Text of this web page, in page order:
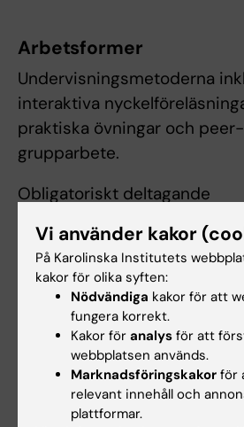
Arbetsformer
Undervisningsmetoderna
interaktiva
praktiska övningar och
grupparbete.
Obligatoriskt deltagande
kursplanen. Examinatorn
fall hur frånvaro från
utbildningsinslag kan tas
studenten deltagit i de
utbildningsinslagen eller
enlighet med examinators
inte studieresultaten
Frånvaro från ett obligatoriskt
Vi använder kakor
På Karolinska Institutets
kakor för olika syften:
Nödvändiga kakor för att
fungera korrekt.
Kakor för analys för att
webbplatsen används.
Marknadsföringskakor för
relevant innehåll och
plattformar.